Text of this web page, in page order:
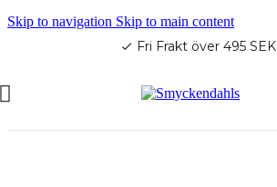
Skip to navigation Skip to main content
check Fri Frakt över 495 SEK